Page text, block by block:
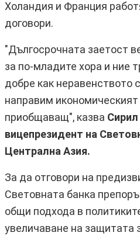
Холандия и Франция
договори.
"Дългосрочната заетост
за по-младите хора и ние
добре как неравенството
направим
приобщаващ", казва
вицепрезидент на
Централна Азия.
За да отговори на
Световната банка
общи подхода в
увеличаване на защитата